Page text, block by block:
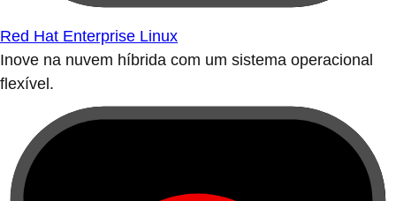
Red Hat Enterprise Linux
Inove na nuvem híbrida com um sistema operacional
flexível.